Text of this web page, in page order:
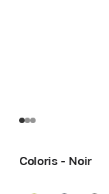
Coloris - Noir